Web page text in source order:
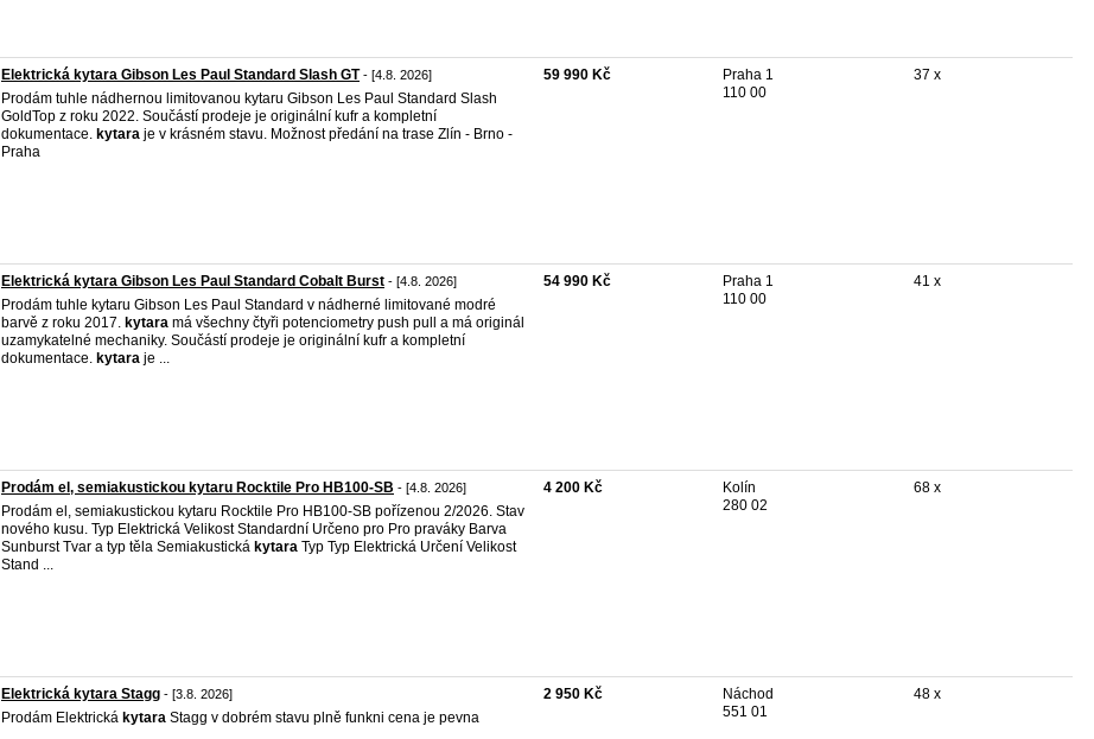
Elektrická kytara Gibson Les Paul Standard Slash GT- [4.8. 2026]
Prodám tuhle nádhernou limitovanou kytaru Gibson Les Paul Standard Slash
GoldTop z roku 2022. Součástí prodeje je originální kufr a kompletní
dokumentace. kytara je v krásném stavu. Možnost předání na trase Zlín - Brno -
Praha
59 990 Kč
Praha 1
110 00
37 x
Elektrická kytara Gibson Les Paul Standard Cobalt Burst - [4.8. 2026]
Prodám tuhle kytaru Gibson Les Paul Standard v nádherné limitované modré
barvě z roku 2017. kytara má všechny čtyři potenciometry push pull a má originál
uzamykatelné mechaniky. Součástí prodeje je originální kufr a kompletní
dokumentace. kytara je ...
54 990 Kč
Praha 1
110 00
41 x
Prodám el, semiakustickou kytaru Rocktile Pro HB100-SB - [4.8. 2026]
Prodám el, semiakustickou kytaru Rocktile Pro HB100-SB pořízenou 2/2026. Stav
nového kusu. Typ Elektrická Velikost Standardní Určeno pro Pro praváky Barva
Sunburst Tvar a typ těla Semiakustická kytara Typ Typ Elektrická Určení Velikost
Stand ...
4 200 Kč
Kolín
280 02
68 x
Elektrická kytara Stagg - [3.8. 2026]
Prodám Elektrická kytara Stagg v dobrém stavu plně funkni cena je pevna
2 950 Kč
Náchod
551 01
48 x